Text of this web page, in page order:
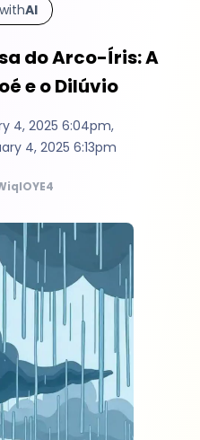
AI
do Arco-Íris: A
e o Dilúvio
4, 2025 6:04pm,
4, 2025 6:13pm